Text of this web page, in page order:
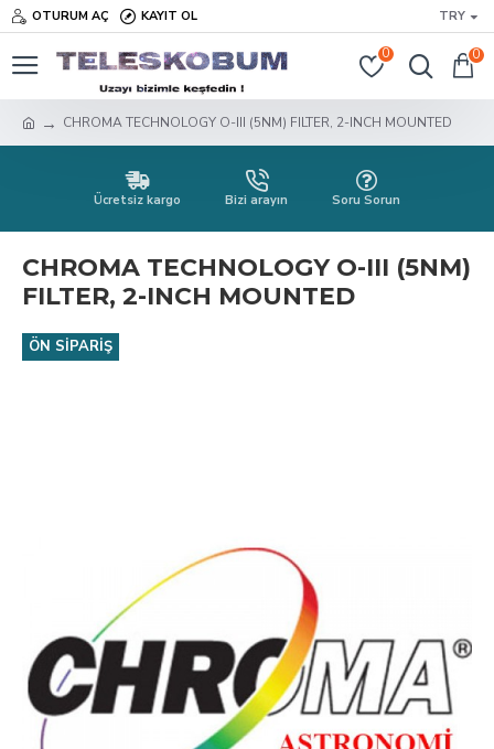
OTURUM AÇ KAYIT OL TRY
0 0
CHROMA TECHNOLOGY O-III (5NM) FILTER, 2-INCH MOUNTED
Ücretsiz kargo Bizi arayın Soru Sorun
CHROMA TECHNOLOGY O-III (5NM)
FILTER, 2-INCH MOUNTED
ÖN SIPARIŞ